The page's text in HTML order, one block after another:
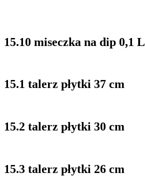
15.10 miseczka na dip 0,1 L
15.1 talerz płytki 37 cm
15.2 talerz płytki 30 cm
15.3 talerz płytki 26 cm